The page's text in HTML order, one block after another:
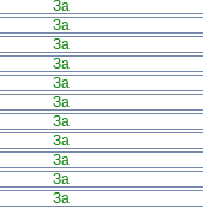
За
За
За
За
За
За
За
За
За
За
За